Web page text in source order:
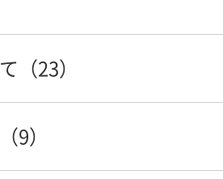
クレジット決済2回失敗時の対応に
の対応方法について
方法について
を削除する方法
角（日本語入力がオフ）になってし
法（アサイン）
知りたい
（23）
点は、損保・共済との取引が許可
9）